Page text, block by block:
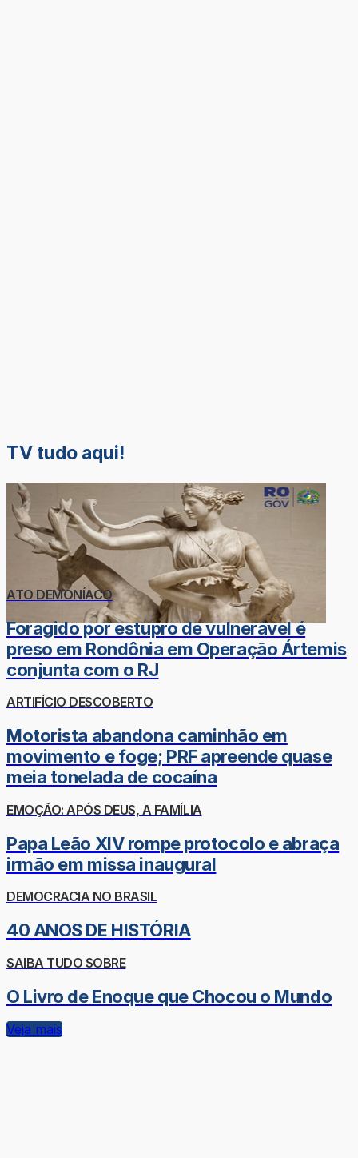
TV tudo aqui!
ATO DEMONÍACO
Foragido por estupro de vulnerável é
preso em Rondônia em Operação Ártemis
conjunta com o RJ
ARTIFÍCIO DESCOBERTO
Motorista abandona caminhão em
movimento e foge; PRF apreende quase
meia tonelada de cocaína
EMOÇÃO: APÓS DEUS, A FAMÍLIA
Papa Leão XIV rompe protocolo e abraça
irmão em missa inaugural
DEMOCRACIA NO BRASIL
40 ANOS DE HISTÓRIA
SAIBA TUDO SOBRE
O Livro de Enoque que Chocou o Mundo
Veja mais